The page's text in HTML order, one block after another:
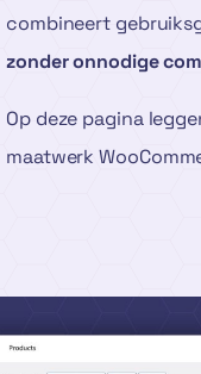
combineert
zonder onnodige
Op deze pagina
maatwerk